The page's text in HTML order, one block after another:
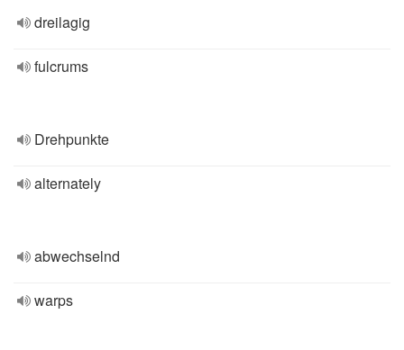
dreilagig
fulcrums
Drehpunkte
alternately
abwechselnd
warps